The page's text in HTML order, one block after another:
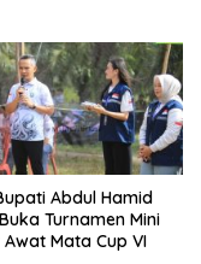
Abdul Hamid
Turnamen Mini
Awat Mata Cup VI